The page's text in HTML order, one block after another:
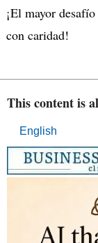
¡El mayor
con caridad!
This content is
English